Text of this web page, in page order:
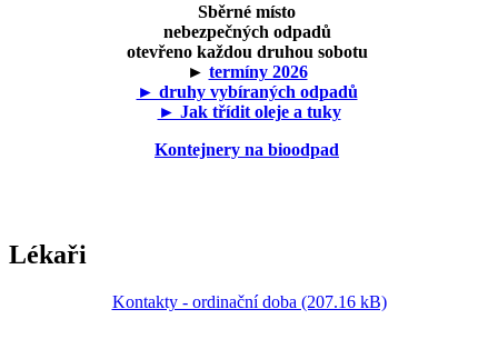
Sběrné místo
nebezpečných odpadů
otevřeno každou druhou sobotu
► termíny 2026
► druhy vybíraných odpadů
► Jak třídit oleje a tuky
Kontejnery na bioodpad
Lékaři
Kontakty - ordinační doba (207.16 kB)